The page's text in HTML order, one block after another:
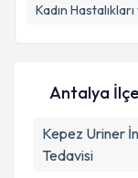
Kadın
Kişisel
Metni'ni
Antalya
Kepez Uriner
Tedavisi